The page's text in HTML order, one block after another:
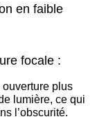
en faible
focale :
ouverture plus
lumière, ce qui
l’obscurité.